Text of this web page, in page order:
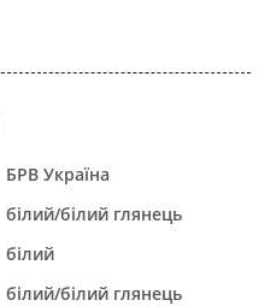
БРВ Україна
білий/білий глянець
білий
білий/білий глянець